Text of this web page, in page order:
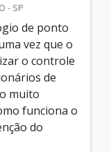
- SP
de ponto
vez que o
o controle
de
muito
funciona o
do